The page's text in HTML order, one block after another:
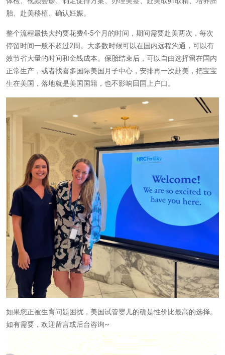
胎、赴美移植、确认妊娠。
整个流程最快大约要花费4-5个月的时间，期间需要赴美两次，每次
停留时间一般不超过2周。大多数时候可以在国内远程沟通，可以有
效节省大量的时间和金钱成本。保胎结束后，可以自由选择留在国内
正常生产，或者找喜多国际美国月子中心，安排再一次赴美，把宝宝
生在美国，落地就是美国国籍，也不影响回国上户口。
如果您正被生育问题困扰，美国试管婴儿的确是性价比最高的选择。
如有需要，欢迎留言或后台咨询~